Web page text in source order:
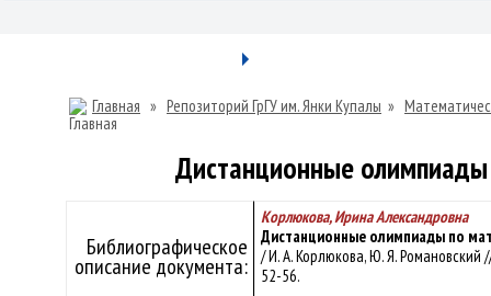
Главная » Репозиторий ГрГУ им. Янки Купалы »
Дистанционные
Библиографическое
описание документа:
Корлюкова, Ирина Александровна
Дистанционные олимпиады по
/ И. А. Корлюкова, Ю. Я. Романовский
52-56.